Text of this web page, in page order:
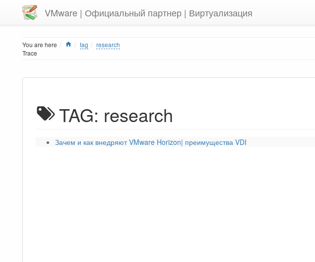
VMware | Официальный партнер | Виртуализация
You are here Home
tag
research
Trace
TAG: research
Зачем и как внедряют VMware Horizon| преимущества VDI